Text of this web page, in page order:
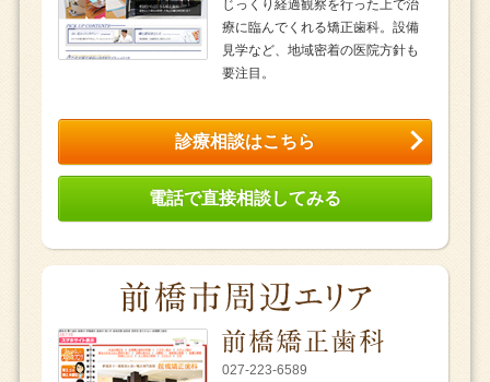
じっくり経過観察を行った上で治
療に臨んでくれる矯正歯科。設備
見学など、地域密着の医院方針も
要注目。
診療相談はこちら
電話で直接相談してみる
027-223-6589